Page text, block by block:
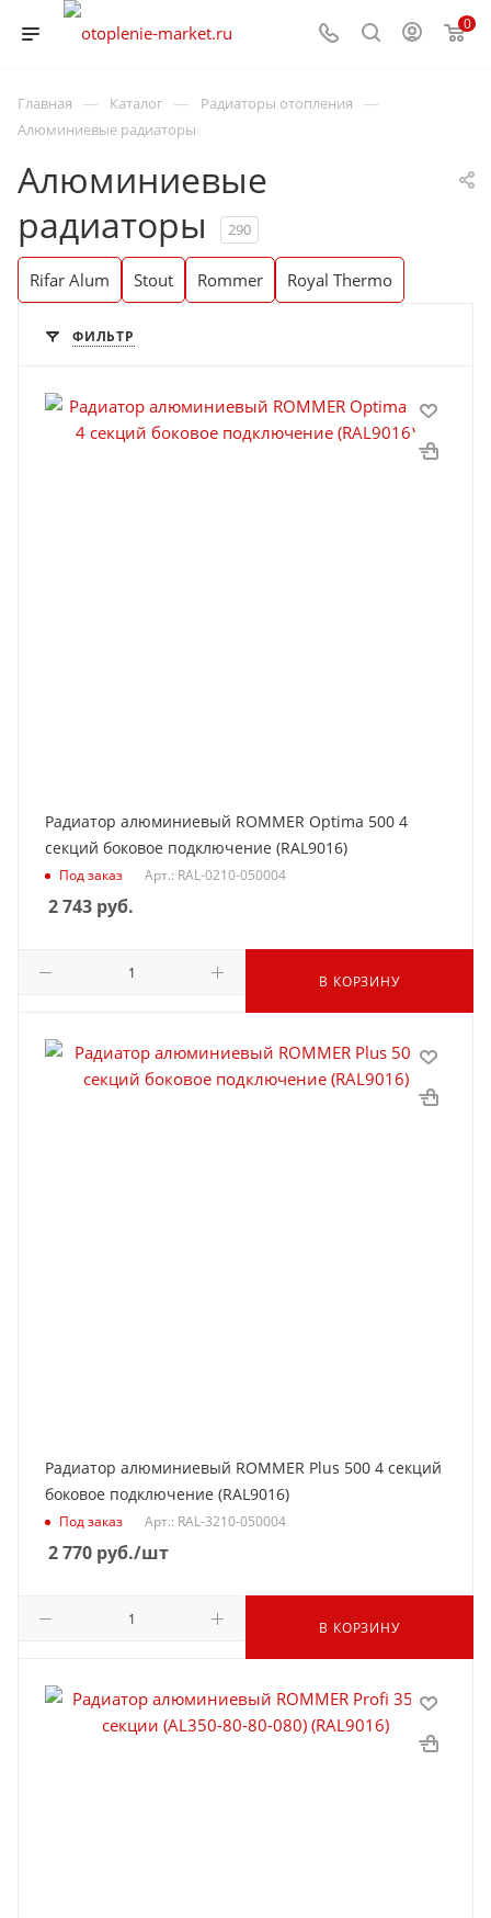
0
Главная — Каталог — Радиаторы отопления —
Алюминиевые радиаторы
Алюминиевые
радиаторы
290
Rifar Alum Stout Rommer Royal Thermo
ФИЛЬТР
Радиатор алюминиевый ROMMER Optima 500 4
секций боковое подключение (RAL9016)
Под заказ Арт.: RAL-0210-050004
2 743 руб.
В КОРЗИНУ
Радиатор алюминиевый ROMMER Plus 500 4 секций
боковое подключение (RAL9016)
Под заказ Арт.: RAL-3210-050004
2 770 руб./шт
В КОРЗИНУ